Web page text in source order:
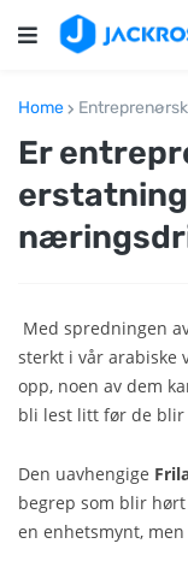
Home
Er
Med spredningen
sterkt i vår arabiske
opp, noen av dem
bli lest litt før de
Den uavhengige
begrep som blir
en enhetsmynt,